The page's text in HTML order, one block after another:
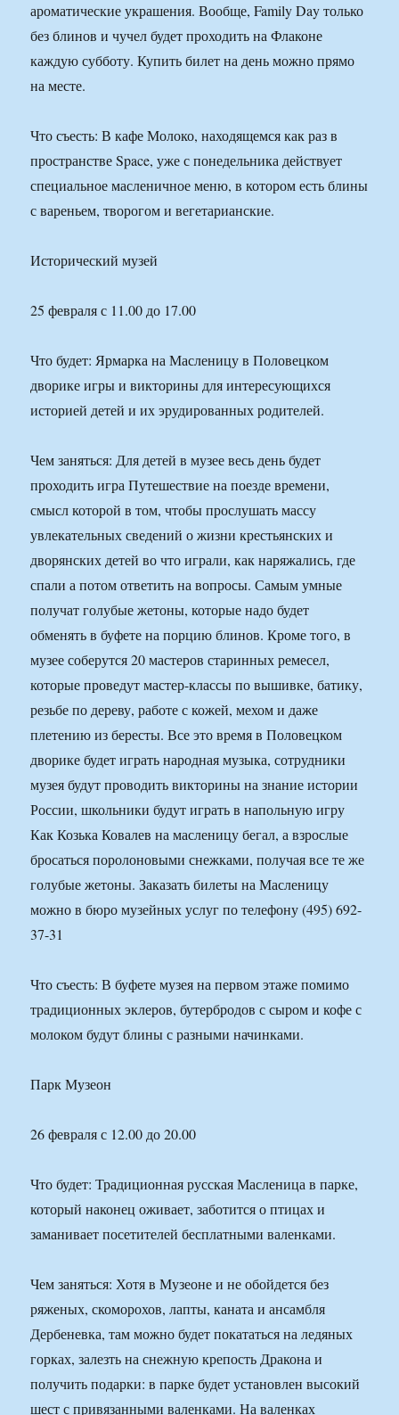
ароматические украшения. Вообще, Family Day только
без блинов и чучел будет проходить на Флаконе
каждую субботу. Купить билет на день можно прямо
на месте.
Что съесть: В кафе Молоко, находящемся как раз в
пространстве Space, уже с понедельника действует
специальное масленичное меню, в котором есть блины
с вареньем, творогом и вегетарианские.
Исторический музей
25 февраля с 11.00 до 17.00
Что будет: Ярмарка на Масленицу в Половецком
дворике игры и викторины для интересующихся
историей детей и их эрудированных родителей.
Чем заняться: Для детей в музее весь день будет
проходить игра Путешествие на поезде времени,
смысл которой в том, чтобы прослушать массу
увлекательных сведений о жизни крестьянских и
дворянских детей во что играли, как наряжались, где
спали а потом ответить на вопросы. Самым умные
получат голубые жетоны, которые надо будет
обменять в буфете на порцию блинов. Кроме того, в
музее соберутся 20 мастеров старинных ремесел,
которые проведут мастер-классы по вышивке, батику,
резьбе по дереву, работе с кожей, мехом и даже
плетению из бересты. Все это время в Половецком
дворике будет играть народная музыка, сотрудники
музея будут проводить викторины на знание истории
России, школьники будут играть в напольную игру
Как Козька Ковалев на масленицу бегал, а взрослые
бросаться поролоновыми снежками, получая все те же
голубые жетоны. Заказать билеты на Масленицу
можно в бюро музейных услуг по телефону (495) 692-
37-31
Что съесть: В буфете музея на первом этаже помимо
традиционных эклеров, бутербродов с сыром и кофе с
молоком будут блины с разными начинками.
Парк Музеон
26 февраля с 12.00 до 20.00
Что будет: Традиционная русская Масленица в парке,
который наконец оживает, заботится о птицах и
заманивает посетителей бесплатными валенками.
Чем заняться: Хотя в Музеоне и не обойдется без
ряженых, скоморохов, лапты, каната и ансамбля
Дербеневка, там можно будет покататься на ледяных
горках, залезть на снежную крепость Дракона и
получить подарки: в парке будет установлен высокий
шест с привязанными валенками. На валенках